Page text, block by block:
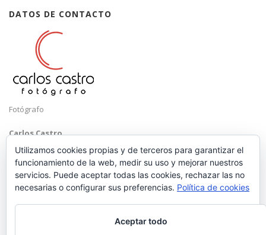
DATOS DE CONTACTO
Fotógrafo
Carlos Castro
Málaga
Mobile: +34 652 83 71 98
hola@carloscastrofotografo.com
Utilizamos cookies propias y de terceros para garantizar el
funcionamiento de la web, medir su uso y mejorar nuestros
servicios. Puede aceptar todas las cookies, rechazar las no
necesarias o configurar sus preferencias. Política de cookies
Aceptar todo